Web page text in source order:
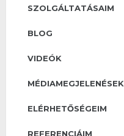
SZOLGÁLTATÁSAIM
BLOG
VIDEÓK
MÉDIAMEGJELENÉSEK
ELÉRHETŐSÉGEIM
REFERENCIÁIM